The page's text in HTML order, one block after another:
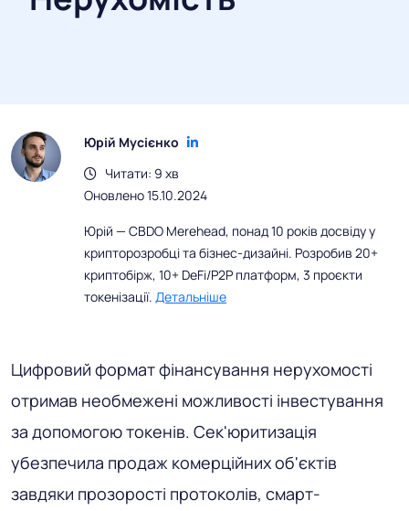
Юрій Мусієнко
Читати: 9 хв
Оновлено 15.10.2024
Юрій — CBDO Merehead, понад 10 років досвіду у
крипторозробці та бізнес-дизайні. Розробив 20+
криптобірж, 10+ DeFi/P2P платформ, 3 проєкти
токенізації. Детальніше
Цифровий формат фінансування нерухомості
отримав необмежені можливості інвестування
за допомогою токенів. Сек'юритизація
убезпечила продаж комерційних об'єктів
завдяки прозорості протоколів, смарт-